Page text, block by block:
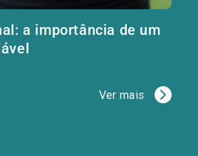
a importância de um
Ver mais